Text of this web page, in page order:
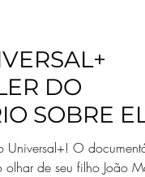
DO
SOBRE
O
de seu filho João